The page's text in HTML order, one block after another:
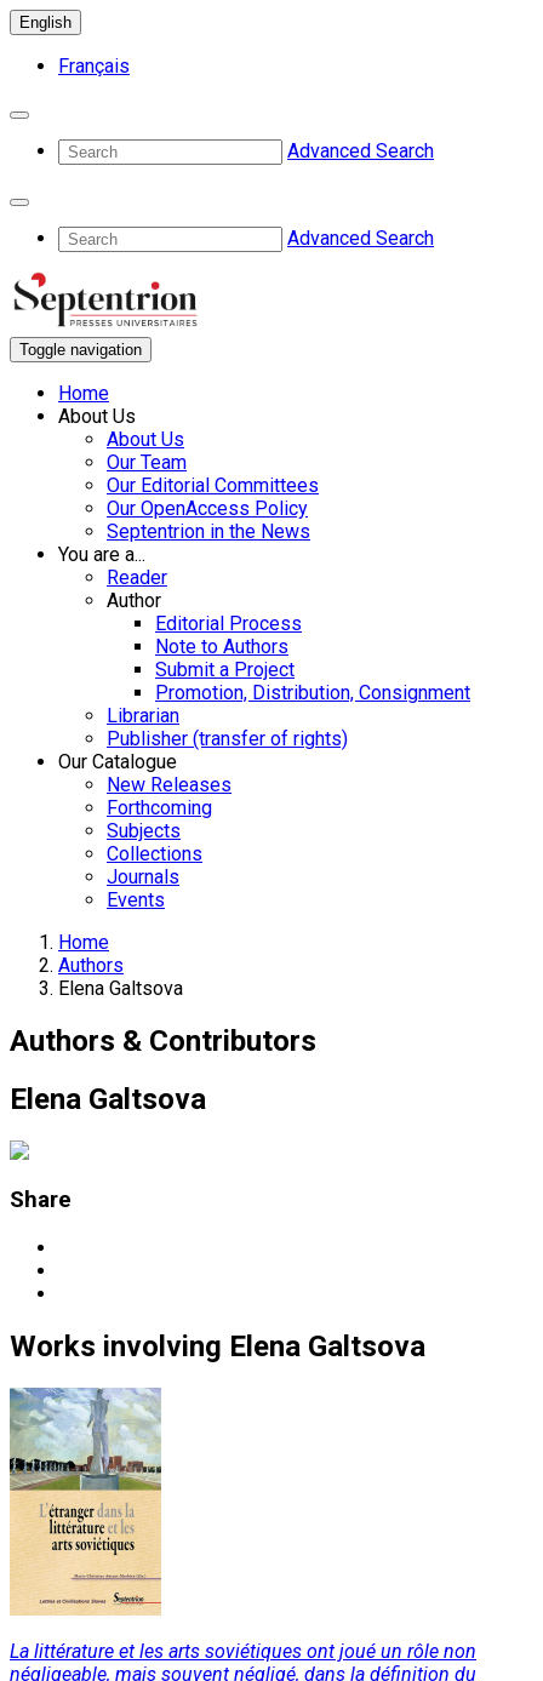
English
Français
Advanced Search
Advanced Search
Toggle navigation
Home
About Us
About Us
Our Team
Our Editorial Committees
Our OpenAccess Policy
Septentrion in the News
You are a...
Reader
Author
Editorial Process
Note to Authors
Submit a Project
Promotion, Distribution, Consignment
Librarian
Publisher (transfer of rights)
Our Catalogue
New Releases
Forthcoming
Subjects
Collections
Journals
Events
Home
Authors
Elena Galtsova
Authors & Contributors
Elena Galtsova
Share
Works involving Elena Galtsova
La littérature et les arts soviétiques ont joué un rôle non
négligeable, mais souvent négligé, dans la définition du